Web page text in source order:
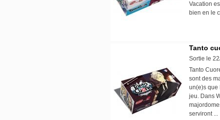
Vacation
bien en le
Tanto
Sortie le
Tanto
sont des
un(e)s que
jeu. Dans
serviront